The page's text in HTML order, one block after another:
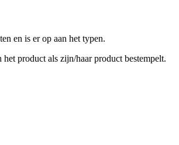
en is er op aan het typen.
product als zijn/haar product bestempelt.